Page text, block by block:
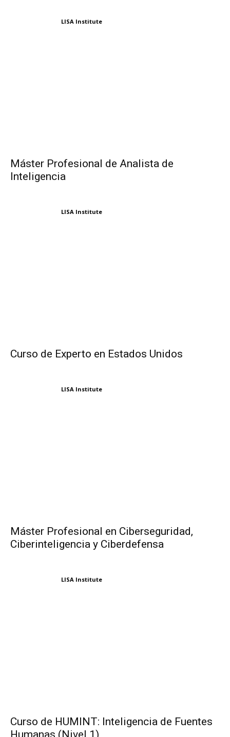
LISA Institute
Máster Profesional de Analista de
Inteligencia
LISA Institute
Curso de Experto en Estados Unidos
LISA Institute
Máster Profesional en Ciberseguridad,
Ciberinteligencia y Ciberdefensa
LISA Institute
Curso de HUMINT: Inteligencia de Fuentes